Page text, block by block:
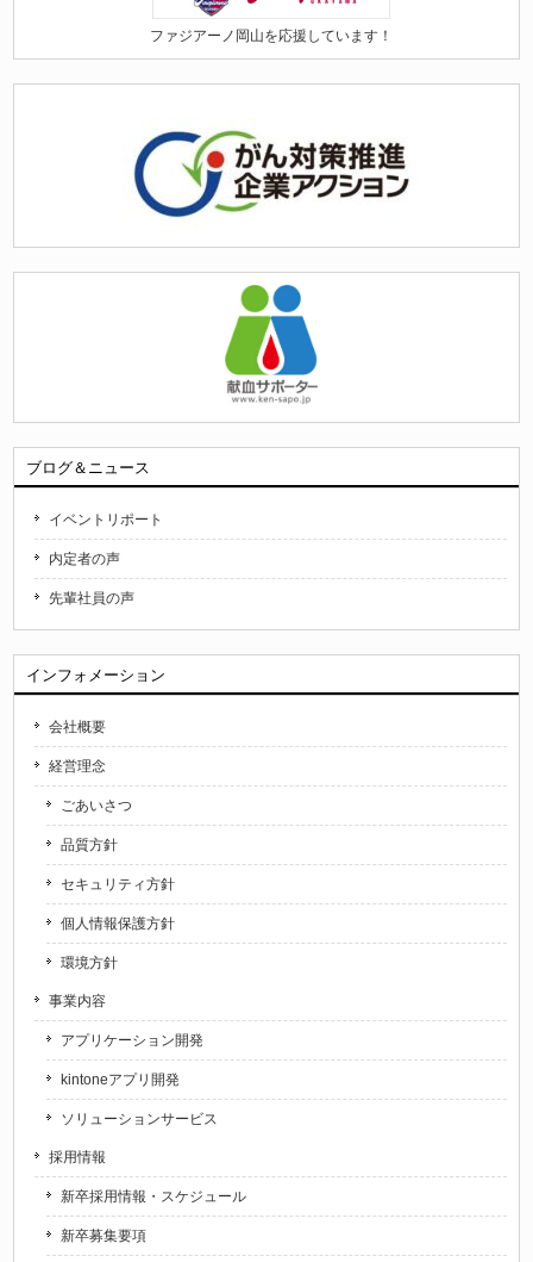
ファジアーノ岡山を応援しています！
ブログ＆ニュース
イベントリポート
内定者の声
先輩社員の声
インフォメーション
会社概要
経営理念
ごあいさつ
品質方針
セキュリティ方針
個人情報保護方針
環境方針
事業内容
アプリケーション開発
kintoneアプリ開発
ソリューションサービス
採用情報
新卒採用情報・スケジュール
新卒募集要項